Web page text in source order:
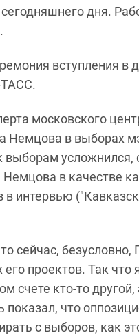
дня.
вступления в
московского
Немцова в выборах
выборам усложнился,
Немцова в качестве
в интервью
сейчас,
его проектов. Так
счете кто-то
что
с выборов, как